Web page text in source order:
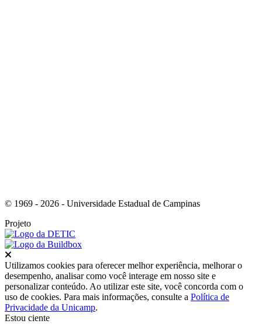
© 1969 - 2026 - Universidade Estadual de Campinas
Projeto
Utilizamos cookies para oferecer melhor experiência, melhorar o
desempenho, analisar como você interage em nosso site e
personalizar conteúdo. Ao utilizar este site, você concorda com o
uso de cookies. Para mais informações, consulte a Política de
Privacidade da Unicamp.
Estou ciente